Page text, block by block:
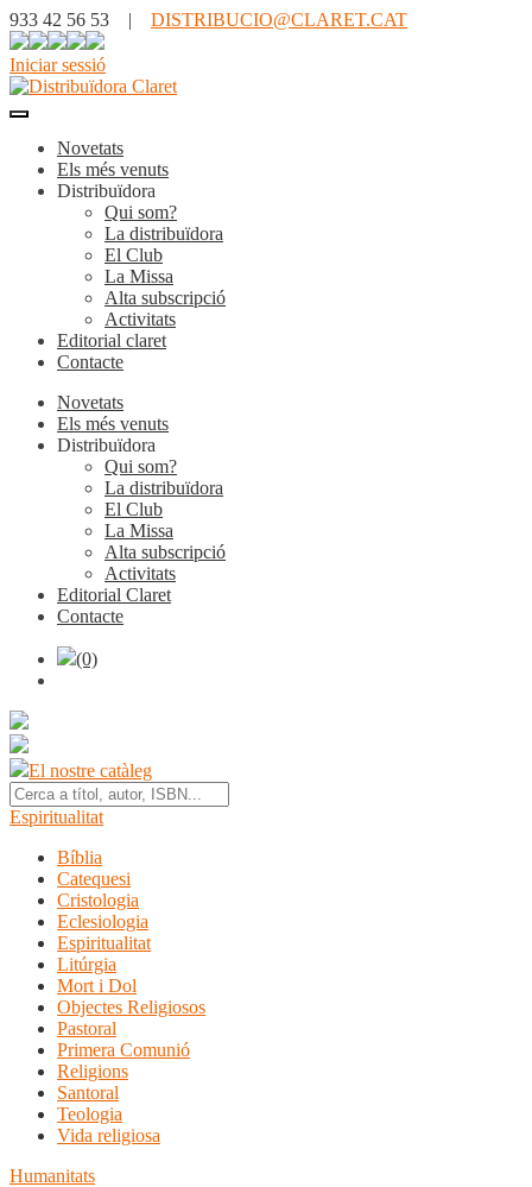
933 42 56 53 | DISTRIBUCIO@CLARET.CAT
Iniciar sessió
Novetats
Els més venuts
Distribuïdora
Qui som?
La distribuïdora
El Club
La Missa
Alta subscripció
Activitats
Editorial claret
Contacte
Novetats
Els més venuts
Distribuïdora
Qui som?
La distribuïdora
El Club
La Missa
Alta subscripció
Activitats
Editorial Claret
Contacte
(0)
El nostre catàleg
Espiritualitat
Bíblia
Catequesi
Cristologia
Eclesiologia
Espiritualitat
Litúrgia
Mort i Dol
Objectes Religiosos
Pastoral
Primera Comunió
Religions
Santoral
Teologia
Vida religiosa
Humanitats